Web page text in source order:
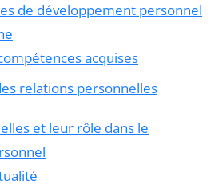
de développement personnel
acquises
relations personnelles
et leur rôle dans le